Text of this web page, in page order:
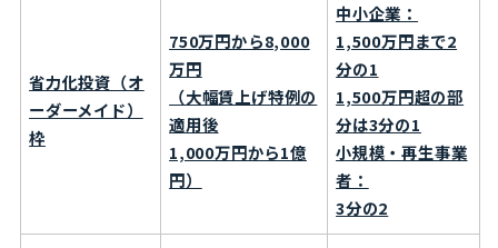
省力化投資（オ
ーダーメイド）
枠
750万円から8,000
万円
（大幅賃上げ特例の
適用後
1,000万円から1億
円）
中小企業：
1,500万円まで2
分の1
1,500万円超の部
分は3分の1
小規模・再生事業
者：
3分の2